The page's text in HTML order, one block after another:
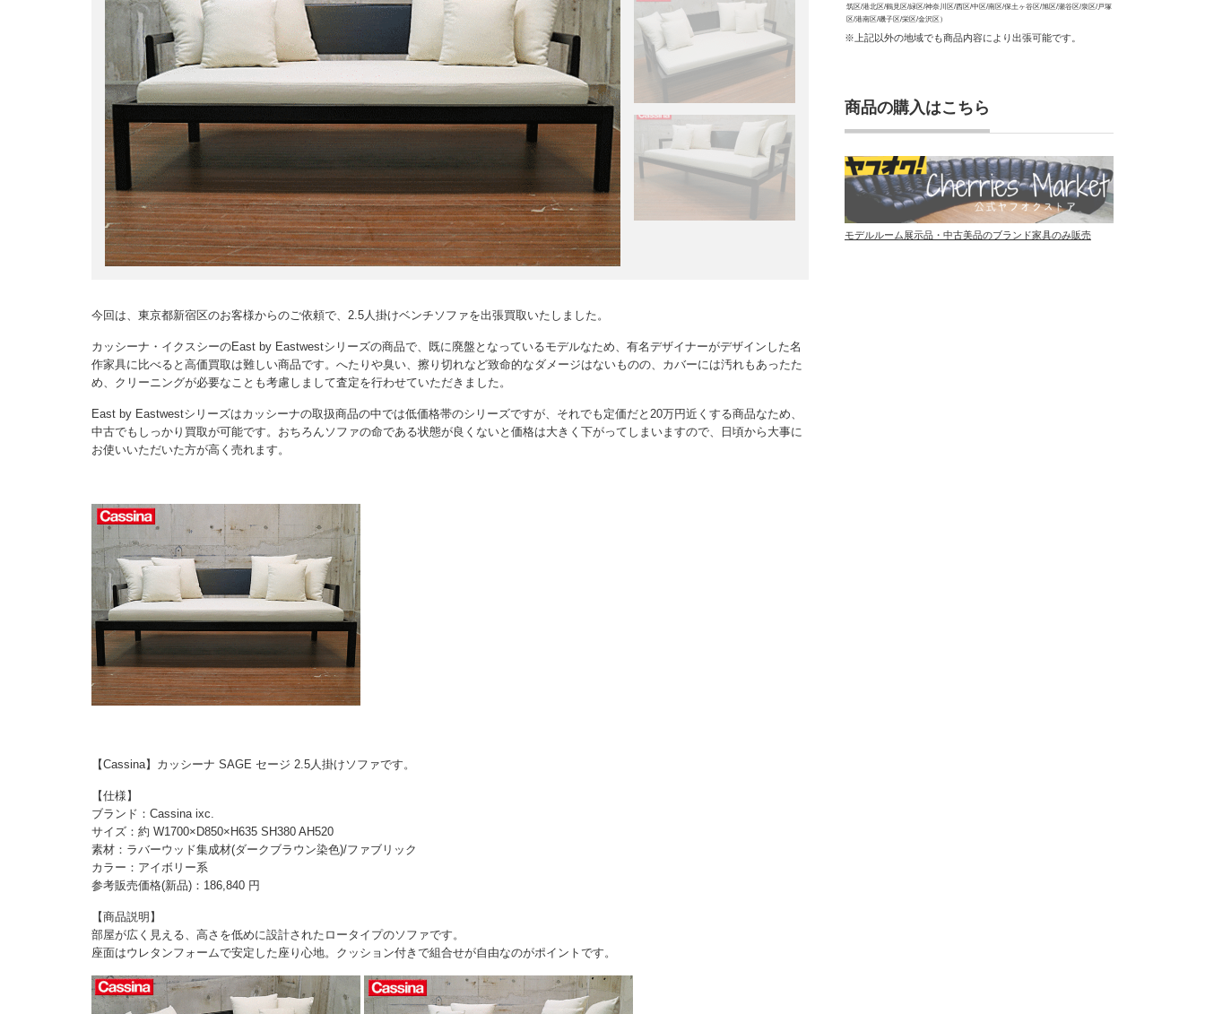
今回は、東京都新宿区のお客様からのご依頼で、2.5人掛けベンチソファを出張買取いたしました。
カッシーナ・イクスシーのEast by Eastwestシリーズの商品で、既に廃盤となっているモデルなため、有名デザイナーがデザインした名
作家具に比べると高価買取は難しい商品です。へたりや臭い、擦り切れなど致命的なダメージはないものの、カバーには汚れもあったた
め、クリーニングが必要なことも考慮しまして査定を行わせていただきました。
East by Eastwestシリーズはカッシーナの取扱商品の中では低価格帯のシリーズですが、それでも定価だと20万円近くする商品なため、
中古でもしっかり買取が可能です。おちろんソファの命である状態が良くないと価格は大きく下がってしまいますので、日頃から大事に
お使いいただいた方が高く売れます。
【Cassina】カッシーナ SAGE セージ 2.5人掛けソファです。
【仕様】
ブランド：Cassina ixc.
サイズ：約 W1700×D850×H635 SH380 AH520
素材：ラバーウッド集成材(ダークブラウン染色)/ファブリック
カラー：アイボリー系
参考販売価格(新品)：186,840 円
【商品説明】
部屋が広く見える、高さを低めに設計されたロータイプのソファです。
座面はウレタンフォームで安定した座り心地。クッション付きで組合せが自由なのがポイントです。
筑区/港北区/鶴見区/緑区/神奈川区/西区/中区/南区/保土ヶ谷区/旭区/瀬谷区/泉区/戸塚
区/港南区/磯子区/栄区/金沢区）
※上記以外の地域でも商品内容により出張可能です。
商品の購入はこちら
モデルルーム展示品・中古美品のブランド家具のみ販売